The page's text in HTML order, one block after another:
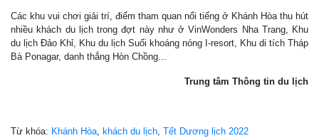
Các khu vui chơi giải trí, điểm tham quan nổi tiếng ở Khánh Hòa thu hút
nhiều khách du lịch trong đợt này như ở VinWonders Nha Trang, Khu
du lịch Đảo Khỉ, Khu du lịch Suối khoáng nóng I-resort, Khu di tích Tháp
Bà Ponagar, danh thắng Hòn Chồng...
Trung tâm Thông tin du lịch
Từ khóa: Khánh Hòa, khách du lịch, Tết Dương lịch 2022